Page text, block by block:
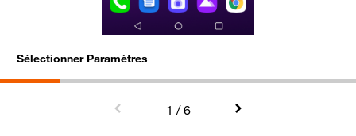
Sélectionner Paramètres
1 / 6